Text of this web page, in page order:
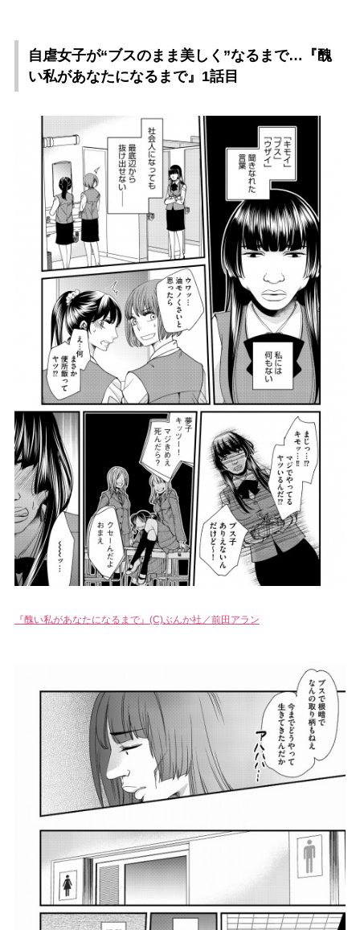
自虐女子が“ブスのまま美しく”なるまで…『醜
い私があなたになるまで』1話目
『醜い私があなたになるまで』(C)ぶんか社／前田アラン